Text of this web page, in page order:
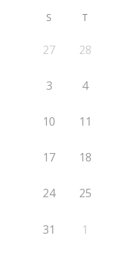
S T
27 28
3 4
10 11
17 18
24 25
31 1